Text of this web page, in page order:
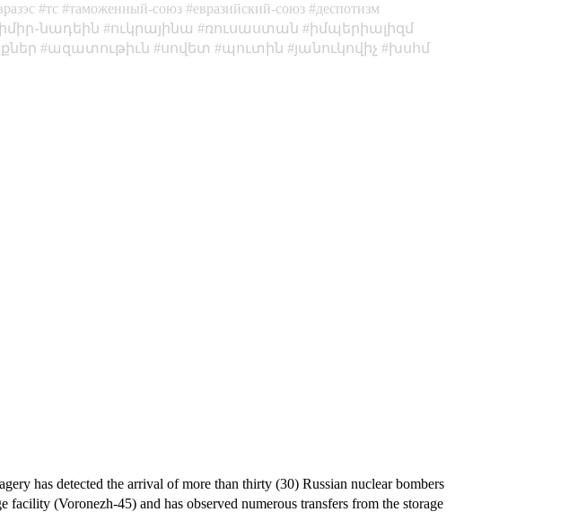
тс таможенный-союз евразийский-союз
деспотизм
ուկրայինա ռուսաստան
իմպերիալիզմ
ազատութիւն սովետ պուտին յանուկովիչ
խսհմ
has detected the arrival of more than thirty (30) Russian nuclear bombers
(Voronezh-45) and has observed numerous transfers from the storage